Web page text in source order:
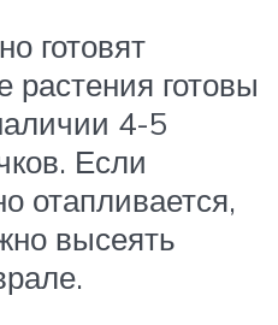
готовят
готовы
4-5
Если
отапливается,
высеять